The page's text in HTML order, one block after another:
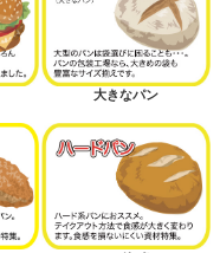
大きなパン